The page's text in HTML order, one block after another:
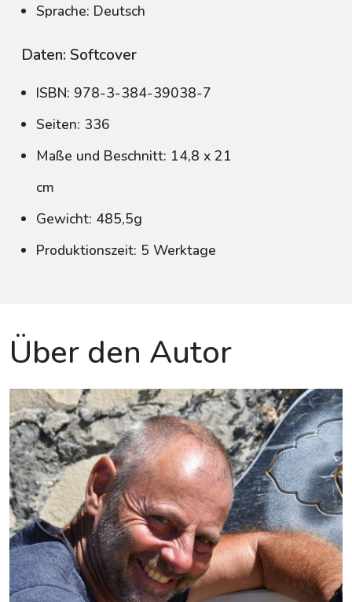
Sprache: Deutsch
Daten: Softcover
ISBN: 978-3-384-39038-7
Seiten: 336
Maße und Beschnitt: 14,8 x 21
cm
Gewicht: 485,5g
Produktionszeit: 5 Werktage
Über den Autor